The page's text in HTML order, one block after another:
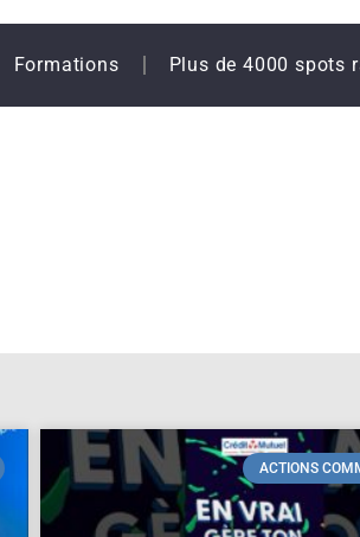
Formations Plus de 4000 spots
ACTIONS